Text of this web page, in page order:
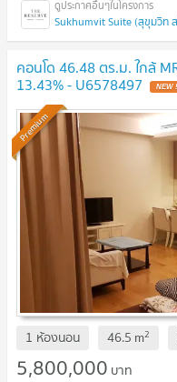
Sukhumvit Suite (สุขุมวิท
คอนโด 46.48 ตร.ม. ใกล้
13.43% - U6578497 NEW !
Premium
1 ห้องนอน 46.5 m2
5,800,000 บาท